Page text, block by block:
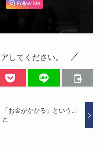
Follow Me
してください。
「お金がかかる」というこ
と